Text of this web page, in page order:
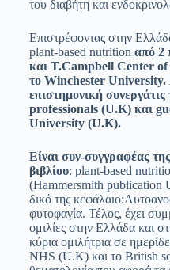
του διαβήτη και
Επιστρέφοντας στην
plant-based nutrition από 2
και T.Campbell Center
το Winchester University.
επιστημονική
professionals (U.K) και
University (U.K).
Είναι συν-συγγραφέας
βιβλίου: plant-based
(Hammersmith publication
δικό της
φυτοφαγία. Τέλος, έχει
ομιλίες στην Ελλάδα και
κύρια ομιλήτρια σε
NHS (U.K) και το British